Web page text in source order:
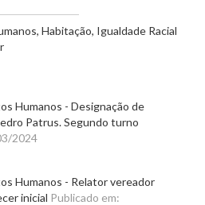
Habitação, Igualdade Racial
Humanos - Designação de
Patrus. Segundo turno
2024
Humanos - Relator vereador
inicial Publicado em: